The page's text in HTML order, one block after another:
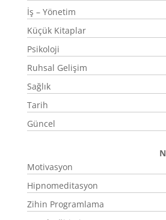
İş – Yönetim
Küçük Kitaplar
Psikoloji
Ruhsal Gelişim
Sağlık
Tarih
Güncel
Motivasyon
Hipnomeditasyon
Zihin Programlama